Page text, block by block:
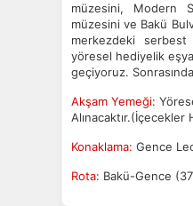
müzesini, Modern
müzesini ve Bakü
merkezdeki
yöresel hediyelik
geçiyoruz.
Akşam Yemeği:
Konaklama: Gence
Rota: Bakü-Gence